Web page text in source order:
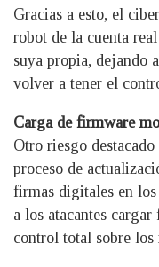
Gracias a esto, el
robot de la cuenta
suya propia, dejando
volver a tener el
Carga de firmware
Otro riesgo
proceso de
firmas digitales en
a los atacantes
control total sobre